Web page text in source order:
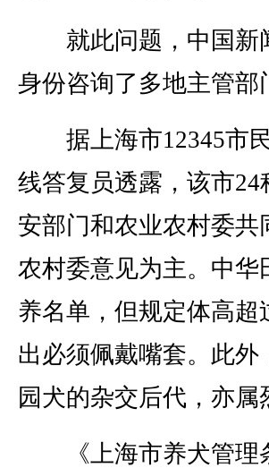
就此问题，中国新
身份咨询了多地主管部
据上海市12345市
线答复员透露，该市
安部门和农业农村委共
农村委意见为主。中华
养名单，但规定体高超
出必须佩戴嘴套。此外
园犬的杂交后代，亦属
《上海市养犬管理